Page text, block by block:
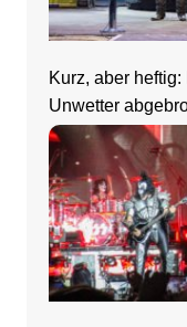
Kurz, aber
Unwetter